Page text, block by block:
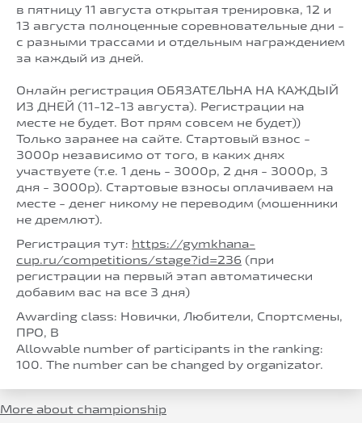
в пятницу 11 августа открытая тренировка, 12 и
13 августа полноценные соревновательные дни -
с разными трассами и отдельным награждением
за каждый из дней.
Онлайн регистрация ОБЯЗАТЕЛЬНА НА КАЖДЫЙ
ИЗ ДНЕЙ (11-12-13 августа). Регистрации на
месте не будет. Вот прям совсем не будет))
Только заранее на сайте. Стартовый взнос -
3000р независимо от того, в каких днях
участвуете (т.е. 1 день - 3000р, 2 дня - 3000р, 3
дня - 3000р). Стартовые взносы оплачиваем на
месте - денег никому не переводим (мошенники
не дремлют).
Регистрация тут: https://gymkhana-
cup.ru/competitions/stage?id=236 (при
регистрации на первый этап автоматически
добавим вас на все 3 дня)
Awarding class: Новички, Любители, Спортсмены,
ПРО, B
Allowable number of participants in the ranking:
100. The number can be changed by organizator.
More about championship